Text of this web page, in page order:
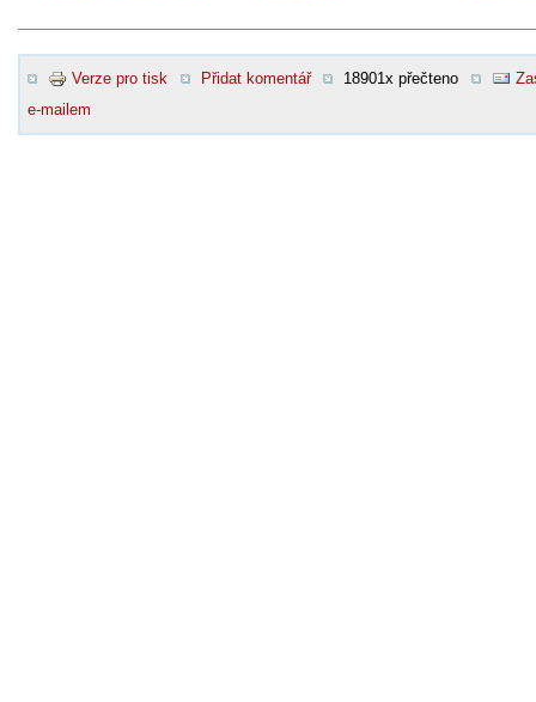
Verze pro tisk Přidat komentář 18901x přečteno
e-mailem